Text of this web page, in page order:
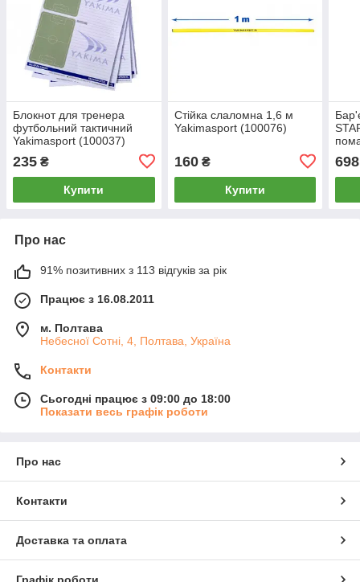
Блокнот для тренера
футбольний тактичний
Yakimasport (100037)
235 ₴
Купити
Стійка слаломна 1,6 м
Yakimasport (100076)
160₴
Купити
698
Про нас
91% позитивних з 113 відгуків за рік
Працює з 16.08.2011
м. Полтава
Небесної Сотні, 4, Полтава, Україна
Контакти
Сьогодні працює з 09:00 до 18:00
Показати весь графік роботи
Про нас
Контакти
Доставка та оплата